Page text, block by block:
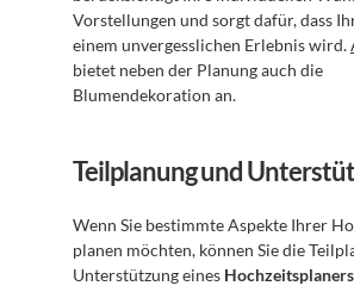
Vorstellungen und sorgt dafür, dass
einem unvergesslichen Erlebnis wird.
bietet neben der Planung auch die
Blumendekoration an.
Teilplanung und
Wenn Sie bestimmte Aspekte Ihrer
planen möchten, können Sie die
Unterstützung eines Hochzeitsplaners